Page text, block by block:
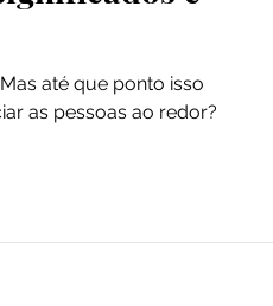
até que ponto isso
as pessoas ao redor?